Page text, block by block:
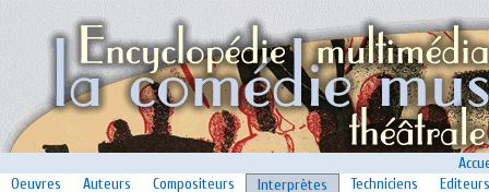
Oeuvres
Auteurs Compositeurs Interprètes Techniciens
Editeurs